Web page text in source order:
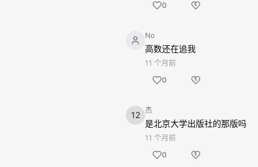
0
No
高数还在追我
11 个月前
0
杰
是北京大学出版社的那版吗
11 个月前
0